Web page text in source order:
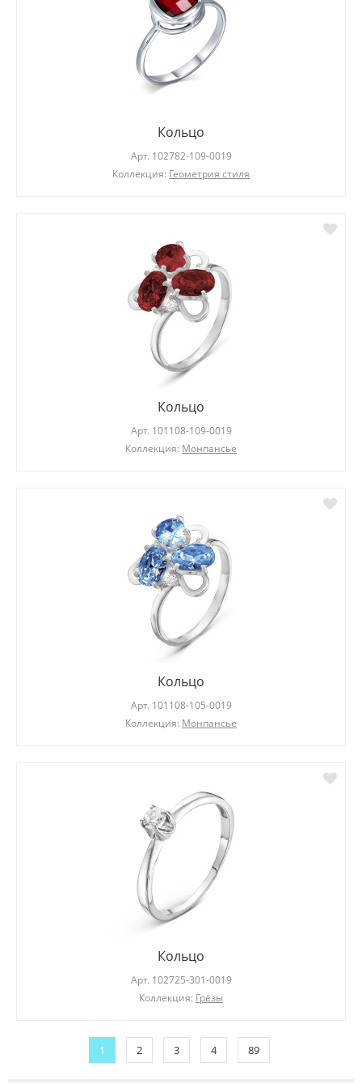
Кольцо
Арт. 102782-109-0019
Коллекция: Геометрия стиля
Кольцо
Арт. 101108-109-0019
Коллекция: Монпансье
Кольцо
Арт. 101108-105-0019
Коллекция: Монпансье
Кольцо
Арт. 102725-301-0019
Коллекция: Грёзы
1 2 3 4 89